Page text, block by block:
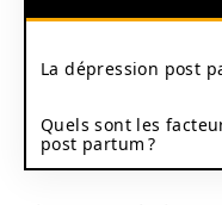
La dépression post
Quels sont les
post partum ?